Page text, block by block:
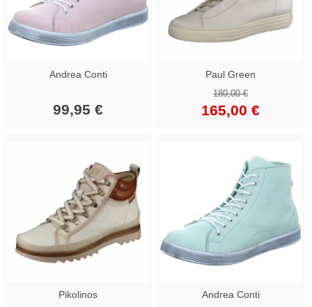
Andrea Conti
99,95 €
Paul Green
180,00 €
165,00 €
Pikolinos Andrea Conti